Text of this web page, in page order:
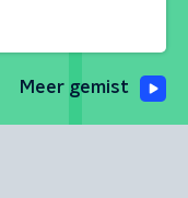
Meer gemist